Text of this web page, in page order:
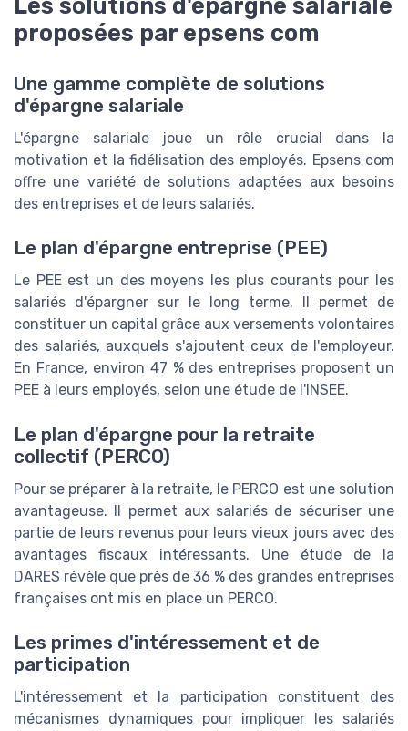
Les solutions d'épargne salariale
proposées par epsens com
Une gamme complète de solutions
d'épargne salariale
L'épargne salariale joue un rôle crucial dans la
motivation et la fidélisation des employés. Epsens com
offre une variété de solutions adaptées aux besoins
des entreprises et de leurs salariés.
Le plan d'épargne entreprise (PEE)
Le PEE est un des moyens les plus courants pour les
salariés d'épargner sur le long terme. Il permet de
constituer un capital grâce aux versements volontaires
des salariés, auxquels s'ajoutent ceux de l'employeur.
En France, environ 47 % des entreprises proposent un
PEE à leurs employés, selon une étude de l'INSEE.
Le plan d'épargne pour la retraite
collectif (PERCO)
Pour se préparer à la retraite, le PERCO est une solution
avantageuse. Il permet aux salariés de sécuriser une
partie de leurs revenus pour leurs vieux jours avec des
avantages fiscaux intéressants. Une étude de la
DARES révèle que près de 36 % des grandes entreprises
françaises ont mis en place un PERCO.
Les primes d'intéressement et de
participation
L'intéressement et la participation constituent des
mécanismes dynamiques pour impliquer les salariés